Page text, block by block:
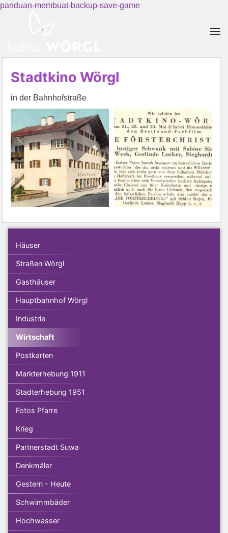
panduan-membuat-backup-save-game
Stadtkino Wörgl
in der Bahnhofstraße
Häuser
Straßen Wörgl
Gasthäuser
Hauptbahnhof Wörgl
Industrie
Wirtschaft
Postkarten
Markterhebung 1911
Stadterhebung 1951
Fotos Pfarre
Krieg
Partnerstadt Suwa
Denkmäler
Gestern - Heute
Schwimmbäder
Hochwasser